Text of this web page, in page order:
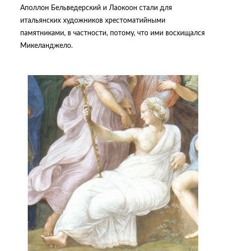
Аполлон Бельведерский и Лаокоон стали для
итальянских художников хрестоматийными
памятниками, в частности, потому, что ими восхищался
Микеланджело.